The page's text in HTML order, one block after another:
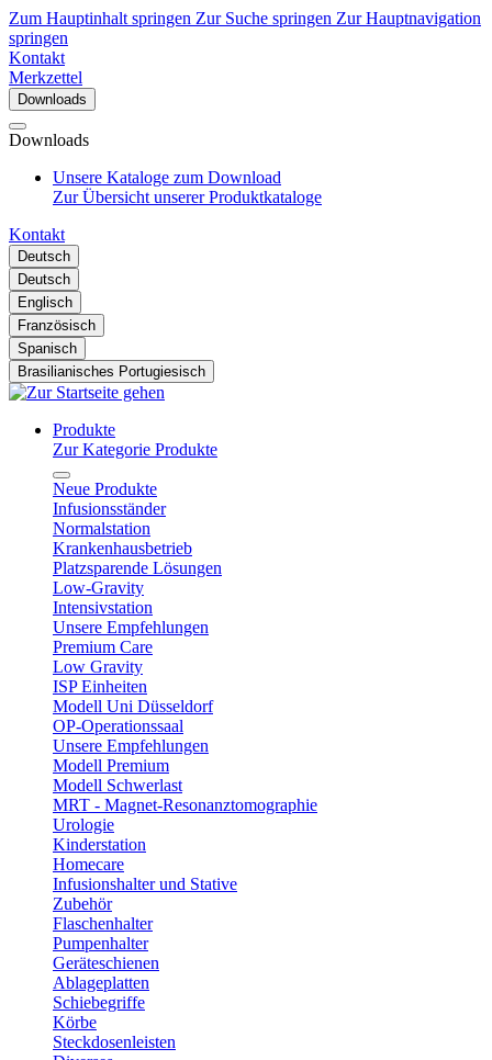
Zum Hauptinhalt springen Zur Suche springen Zur Hauptnavigation
springen
Kontakt
Merkzettel
Downloads
Downloads
Unsere Kataloge zum Download
Zur Übersicht unserer Produktkataloge
Kontakt
Deutsch
Deutsch
Englisch
Französisch
Spanisch
Brasilianisches Portugiesisch
Produkte
Zur Kategorie Produkte
Neue Produkte
Infusionsständer
Normalstation
Krankenhausbetrieb
Platzsparende Lösungen
Low-Gravity
Intensivstation
Unsere Empfehlungen
Premium Care
Low Gravity
ISP Einheiten
Modell Uni Düsseldorf
OP-Operationssaal
Unsere Empfehlungen
Modell Premium
Modell Schwerlast
MRT - Magnet-Resonanztomographie
Urologie
Kinderstation
Homecare
Infusionshalter und Stative
Zubehör
Flaschenhalter
Pumpenhalter
Geräteschienen
Ablageplatten
Schiebegriffe
Körbe
Steckdosenleisten